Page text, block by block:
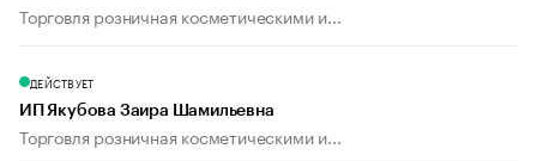
Торговля розничная косметическими и...
ДЕЙСТВУЕТ
ИП Якубова Заира Шамильевна
Торговля розничная косметическими и...